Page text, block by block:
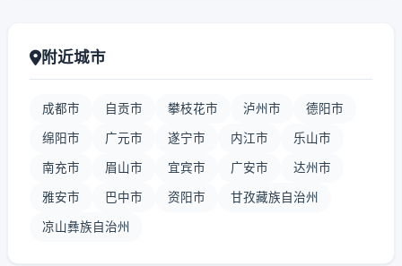
附近城市
成都市 自贡市 攀枝花市 泸州市 德阳市
绵阳市 广元市 遂宁市 内江市 乐山市
南充市 眉山市 宜宾市 广安市 达州市
雅安市 巴中市 资阳市 甘孜藏族自治州
凉山彝族自治州